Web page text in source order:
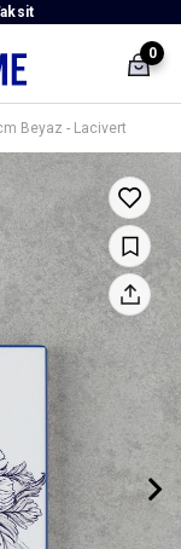
0
Beyaz - Lacivert